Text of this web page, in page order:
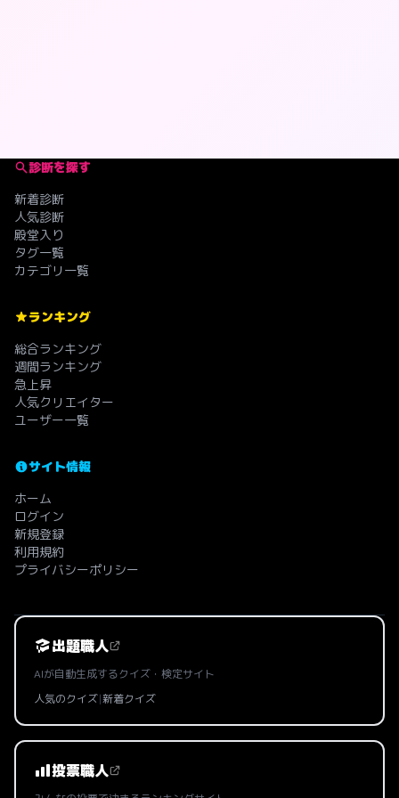
診断を探す
新着診断
人気診断
殿堂入り
タグ一覧
カテゴリ一覧
ランキング
総合ランキング
週間ランキング
急上昇
人気クリエイター
ユーザー一覧
サイト情報
ホーム
ログイン
新規登録
利用規約
プライバシーポリシー
出題職人
AIが自動生成するクイズ・検定サイト
人気のクイズ|新着クイズ
投票職人